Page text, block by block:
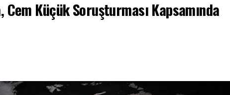
Küçük Soruşturması Kapsamında